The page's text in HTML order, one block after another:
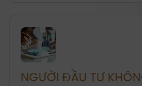
NGƯỜI ĐẦU TƯ